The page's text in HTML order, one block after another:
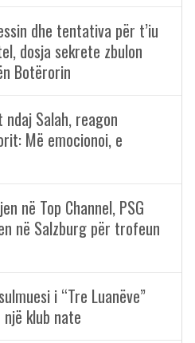
dhe tentativa për t’iu
dosja sekrete zbulon
Botërorin
Salah, reagon
Më emocionoi, e
në Top Channel, PSG
në Salzburg për trofeun
i “Tre Luanëve”
klub nate